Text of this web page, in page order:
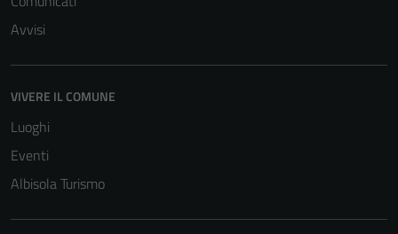
Avvisi
VIVERE IL COMUNE
Luoghi
Eventi
Albisola Turismo